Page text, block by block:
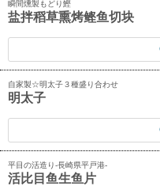
瞬間燻製もどり鰹
盐拌稻草熏烤鲣鱼切块
自家製☆明太子３種盛り合わせ
明太子
平目の活造り‐長崎県平戸港‐
活比目鱼生鱼片